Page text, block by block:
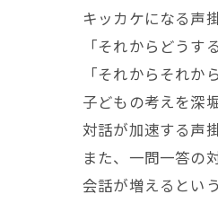
キッカケになる声
「それからどうす
「それからそれか
子どもの考えを深
対話が加速する声
また、一問一答の
会話が増えるとい